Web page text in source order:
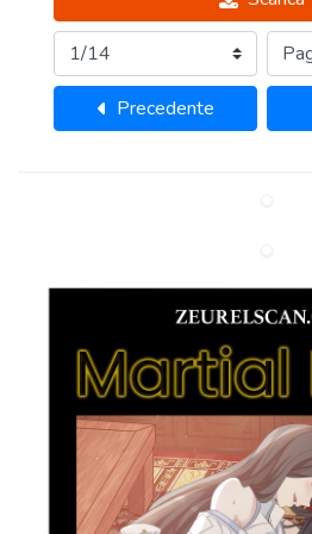
Precedente